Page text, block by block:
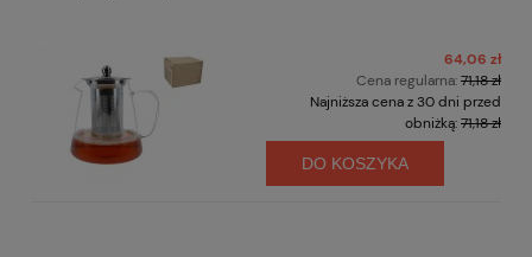
64,06 zł
Cena regularna:71,18 zł
Najniższa cena z 30 dni przed
obniżką:71,18 zł
DO KOSZYKA